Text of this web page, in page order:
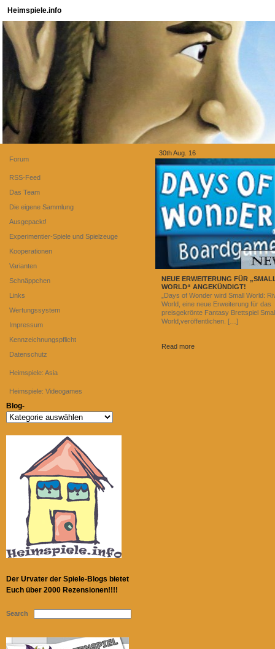
Heimspiele.info
30th Aug. 16
NEUE ERWEITERUNG FÜR
WORLD“ ANGEKÜNDIGT!
„Days of Wonder wird Small World:
World, eine neue Erweiterung für das
preisgekrönte Fantasy Brettspiel
World,veröffentlichen. […]
Read more
Forum
RSS-Feed
Das Team
Die eigene Sammlung
Ausgepackt!
Experimentier-Spiele und Spielzeuge
Kooperationen
Varianten
Schnäppchen
Links
Wertungssystem
Impressum
Kennzeichnungspflicht
Datenschutz
Heimspiele: Asia
Heimspiele: Videogames
Blog-
Blog-
Der Urvater der Spiele-Blogs bietet
Euch über 2000 Rezensionen!!!!
Search